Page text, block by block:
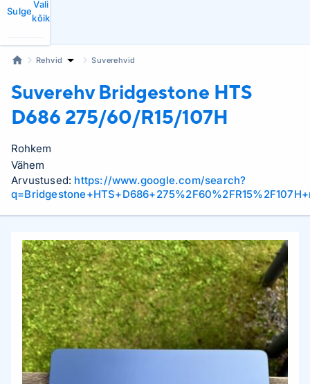
Sulge
Vali
kõik
Rehvid Suverehvid
Suverehv Bridgestone HTS
D686 275/60/R15/107H
Rohkem
Vähem
Arvustused: https://www.google.com/search?